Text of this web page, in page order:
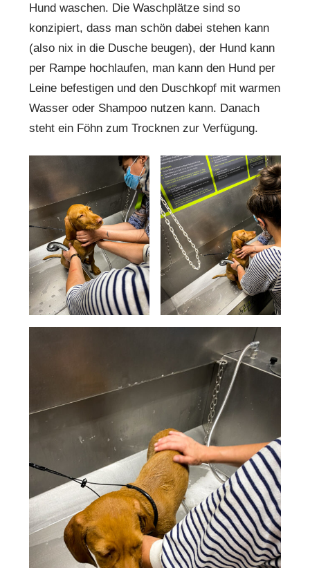
Hund waschen. Die Waschplätze sind so
konzipiert, dass man schön dabei stehen kann
(also nix in die Dusche beugen), der Hund kann
per Rampe hochlaufen, man kann den Hund per
Leine befestigen und den Duschkopf mit warmen
Wasser oder Shampoo nutzen kann. Danach
steht ein Föhn zum Trocknen zur Verfügung.